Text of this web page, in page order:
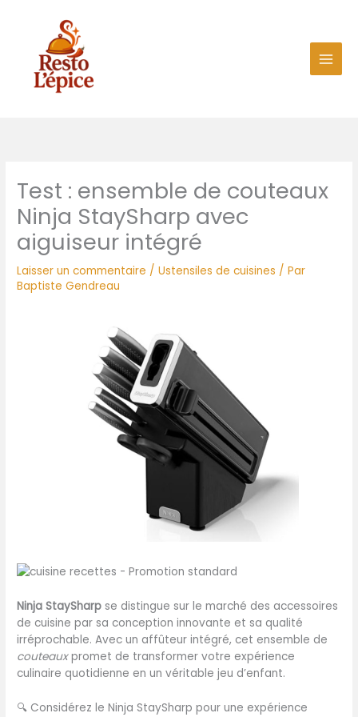
Test : ensemble de couteaux
Ninja StaySharp avec
aiguiseur intégré
Laisser un commentaire /Ustensiles de cuisines / Par
Baptiste Gendreau
Ninja StaySharp se distingue sur le marché des accessoires
de cuisine par sa conception innovante et sa qualité
irréprochable. Avec un affûteur intégré, cet ensemble de
couteauxpromet de transformer votre expérience
culinaire quotidienne en un véritable jeu d’enfant.
🔍 Considérez le Ninja StaySharp pour une expérience